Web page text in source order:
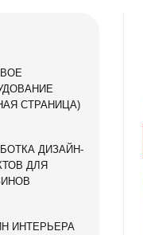
СТРАНИЦА)
ДИЗАЙН-
ДЛЯ
ИНТЕРЬЕРА